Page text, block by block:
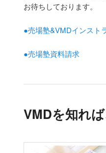
お待ちしております。
●売場塾&VMDインスト
●売場塾資料請求
VMDを知れ